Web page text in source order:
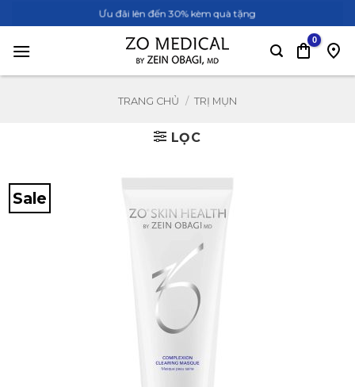
qua
nội
Ưu đãi lên đến 30% kèm quà tặng
TRANG CHỦ / TRỊ MỤN
LỌC
Sale